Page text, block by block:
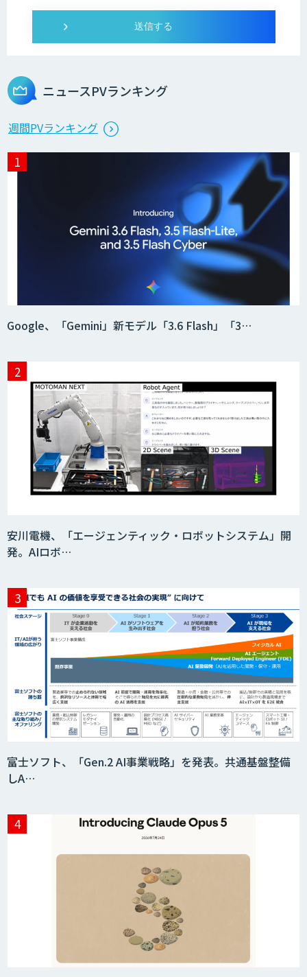
ニュースPVランキング
週間PVランキング
Google、「Gemini」新モデル「3.6 Flash」「3…
安川電機、「エージェンティック・ロボットシステム」開
発。AIロボ…
富士ソフト、「Gen.2 AI事業戦略」を発表。共通基盤整備
しA…